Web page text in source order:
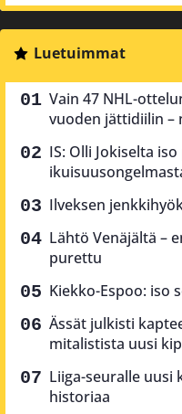
Luetuimmat
Vain 47 NHL-
vuoden jättidiilin –
IS: Olli Jokiselta
Ilveksen
Lähtö Venäjältä –
purettu
Kiekko-Espoo: iso
Ässät julkisti
mitalistista uusi
Liiga-seuralle uusi
historiaa